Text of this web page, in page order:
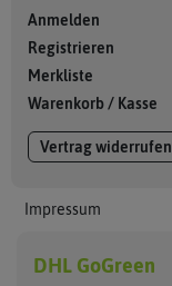
Anmelden
Registrieren
Merkliste
Warenkorb / Kasse
Vertrag widerrufen
Impressum
DHL GoGreen